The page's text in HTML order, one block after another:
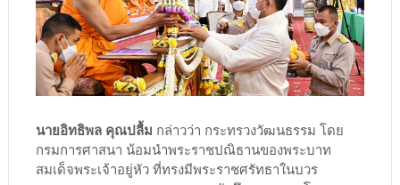
นายอิทธิพล คุณปลื้ม กล่าวว่า กระทรวงวัฒนธรรม โดย
กรมการศาสนา น้อมนำพระราชปณิธานของพระบาท
สมเด็จพระเจ้าอยู่หัว ที่ทรงมีพระราชศรัทธาในบวร